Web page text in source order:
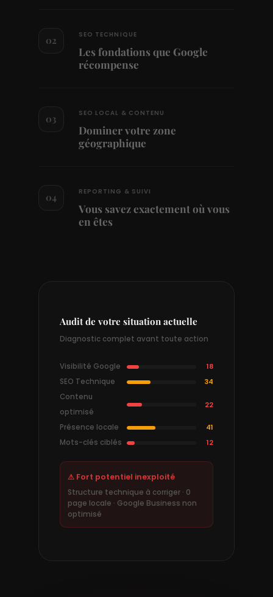
02 SEO TECHNIQUE
Les fondations que Google
récompense
03 SEO LOCAL & CONTENU
Dominer votre zone
géographique
04 REPORTING & SUIVI
Vous savez exactement où vous
en êtes
Audit de votre situation actuelle
Diagnostic complet avant toute action
Visibilité Google
18
SEO Technique
34
Contenu
optimisé
22
Présence locale
41
Mots-clés ciblés
12
⚠ Fort potentiel inexploité
Structure technique à corriger · 0
page locale · Google Business non
optimisé